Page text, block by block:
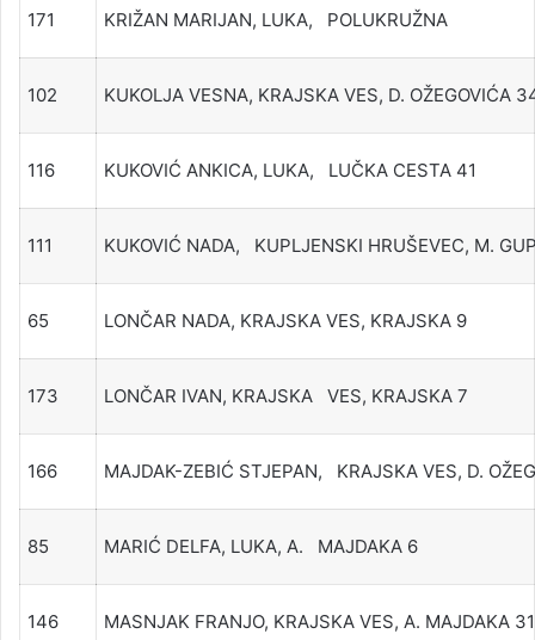
171 KRIŽAN MARIJAN, LUKA, POLUKRUŽNA
102 KUKOLJA VESNA, KRAJSKA VES, D. OŽEGOVIĆA
116 KUKOVIĆ ANKICA, LUKA, LUČKA CESTA 41
111 KUKOVIĆ NADA, KUPLJENSKI HRUŠEVEC, M.
65 LONČAR NADA, KRAJSKA VES, KRAJSKA 9
173 LONČAR IVAN, KRAJSKA VES, KRAJSKA 7
166 MAJDAK-ZEBIĆ STJEPAN, KRAJSKA VES, D.
85 MARIĆ DELFA, LUKA, A. MAJDAKA 6
146 MASNJAK FRANJO, KRAJSKA VES, A. MAJDAKA 31